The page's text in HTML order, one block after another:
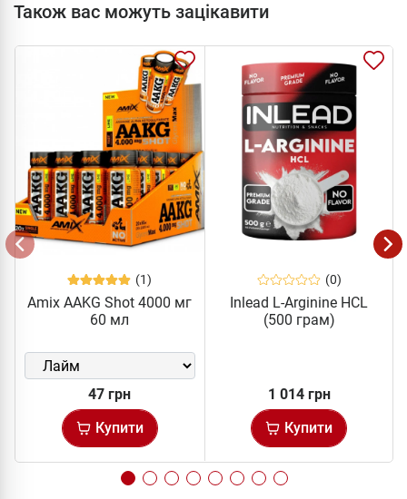
Також вас можуть зацікавити
(1)
Amix AAKG Shot 4000 мг
60 мл
47 грн
Купити
(0)
Inlead L-Arginine HCL
(500 грам)
1 014 грн
Купити